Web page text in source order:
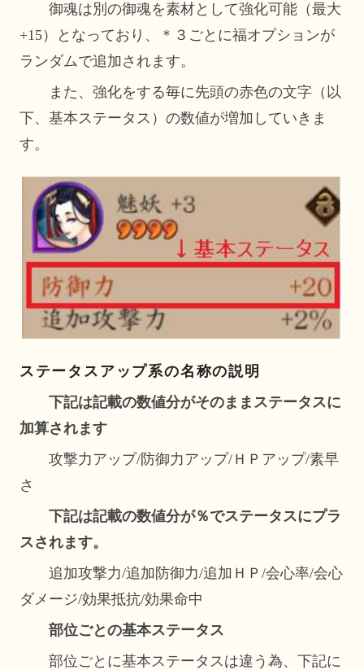
御魂は別の御魂を素材として強化可能（最大
+15）となっており、＊３ごとに福オプションが
ランダムで追加されます。
また、強化をする毎に先頭の赤色の文字（以
下、基本ステータス） の数値が増加していきま
す。
ステータスアップ系の名称の説明
下記は記載の数値分がそのままステータスに
加算されます
攻撃力アップ/防御力アップ/ＨＰアップ/素早
さ
下記は記載の数値分が％でステータスにプラ
スされます。
追加攻撃力/追加防御力/追加ＨＰ/会心率/会心
ダメージ/効果抵抗/効果命中
部位ごとの基本ステータス
部位ごとに基本ステータスは違う為、下記に